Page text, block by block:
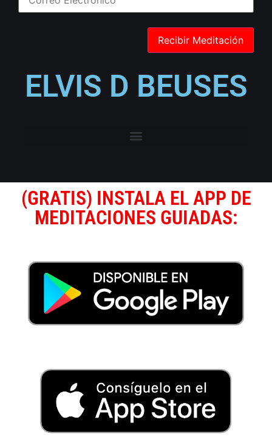
ELVIS D BEUSES
(GRATIS) INSTALA EL APP DE
MEDITACIONES GUIADAS: